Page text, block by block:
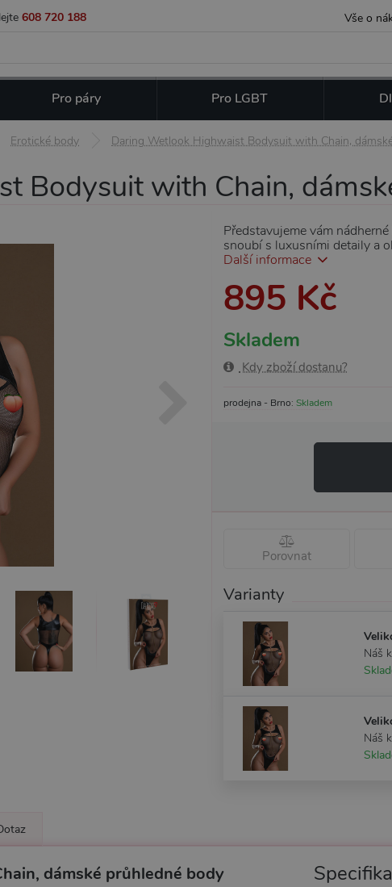
608 720 188 Vše o
Pro páry Pro LGBT
Erotické body Daring Wetlook Highwaist Bodysuit with Chain,
Bodysuit with Chain,
Představujeme vám
snoubí s luxusními detaily a
Další informace
895 Kč
Skladem
Kdy zboží dostanu?
prodejna - Brno: Skladem
Porovnat
Varianty
Náš
Náš
dámské průhledné body